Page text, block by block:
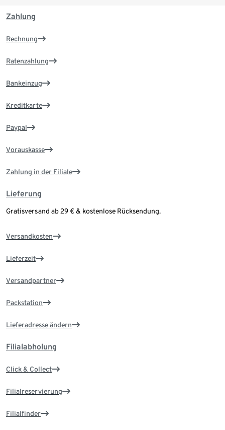
Zahlung
Rechnung
Ratenzahlung
Bankeinzug
Kreditkarte
Paypal
Vorauskasse
Zahlung in der Filiale
Lieferung
Gratisversand ab 29 € & kostenlose Rücksendung.
Versandkosten
Lieferzeit
Versandpartner
Packstation
Lieferadresse ändern
Filialabholung
Click & Collect
Filialreservierung
Filialfinder